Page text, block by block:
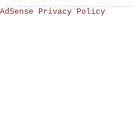
AdSense Privacy Policy